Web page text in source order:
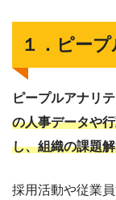
１．ピー
ピープルアナリ
の人事データや
し、組織の課題
採用活動や従業